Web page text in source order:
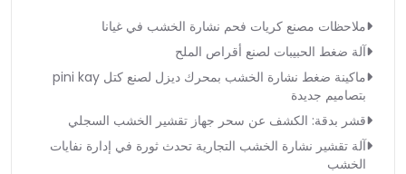
ملاحظات مصنع كريات فحم نشارة الخشب في غيانا
آلة ضغط الحبيبات لصنع أقراص الملح
ماكينة ضغط نشارة الخشب بمحرك ديزل لصنع كتل pini kay
بتصاميم جديدة
قشر بدقة: الكشف عن سحر جهاز تقشير الخشب السجلي
آلة تقشير نشارة الخشب التجارية تحدث ثورة في إدارة نفايات
الخشب